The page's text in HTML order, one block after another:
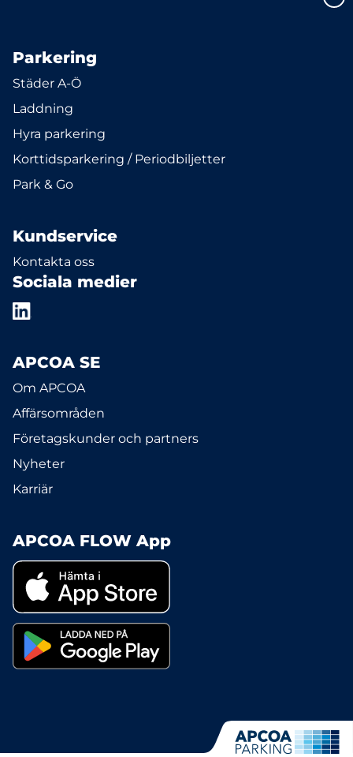
Parkering
Städer A-Ö
Laddning
Hyra parkering
Korttidsparkering / Periodbiljetter
Park & Go
Kundservice
Kontakta oss
Sociala medier
APCOA SE
Om APCOA
Affärsområden
Företagskunder och partners
Nyheter
Karriär
APCOA FLOW App